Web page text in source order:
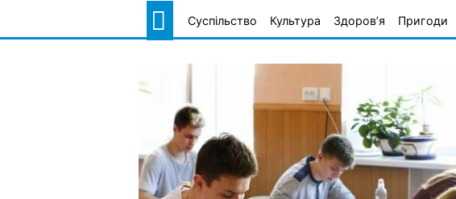
Суспільство Культура Здоров’я Пригоди